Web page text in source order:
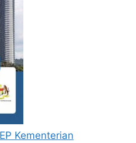
bukan dari mana-
terlibat. Maklumat
portal
dari sumber rasmi
dipercayai
permohonan.
Kementerian